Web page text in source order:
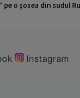
pe o șosea din sudul
Instagram